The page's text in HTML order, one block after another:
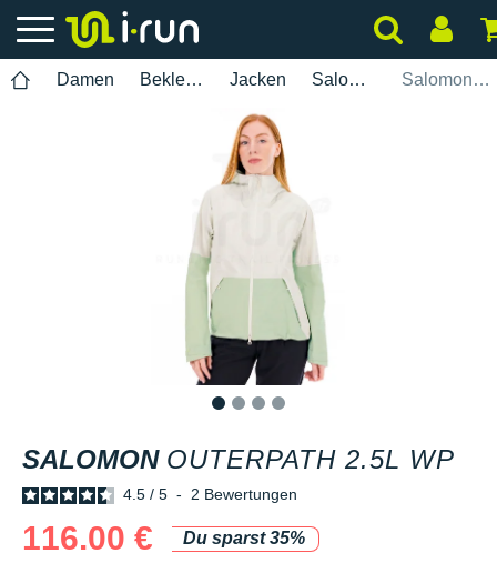
Damen Bekleidung Jacken Salomon Salomon Outerpath 2.5L WP
SALOMON OUTERPATH 2.5L WP
4.5 / 5 - 2 Bewertungen
116.00 €
Du sparst 35%